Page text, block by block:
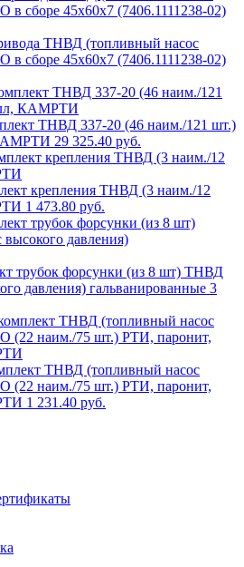
ТНВД (топливный насос
в сборе 45х60х7 (7406.1111238-02)
ТНВД 337-20 (46 наим./121 шт.)
29 325.40 руб.
крепления ТНВД (3 наим./12
1 473.80 руб.
трубок форсунки (из 8 шт) ТНВД
давления) гальванированные 3
ТНВД (топливный насос
(22 наим./75 шт.) РТИ, паронит,
1 231.40 руб.